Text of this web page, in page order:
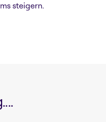
steigern.